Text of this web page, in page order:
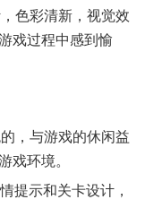
色彩清新，视觉效
戏过程中感到愉
，与游戏的休闲益
戏环境。
提示和关卡设计，